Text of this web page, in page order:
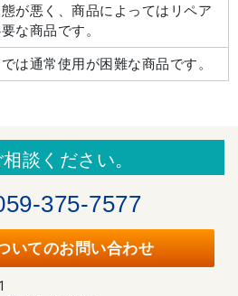
が悪く、商品によってはリペア
な商品です。
は通常使用が困難な商品です。
談ください。
375-7577
いてのお問い合わせ